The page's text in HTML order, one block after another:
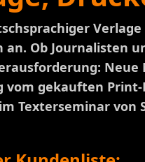
an. Ob Journalisten
gekauften
Texterseminar von